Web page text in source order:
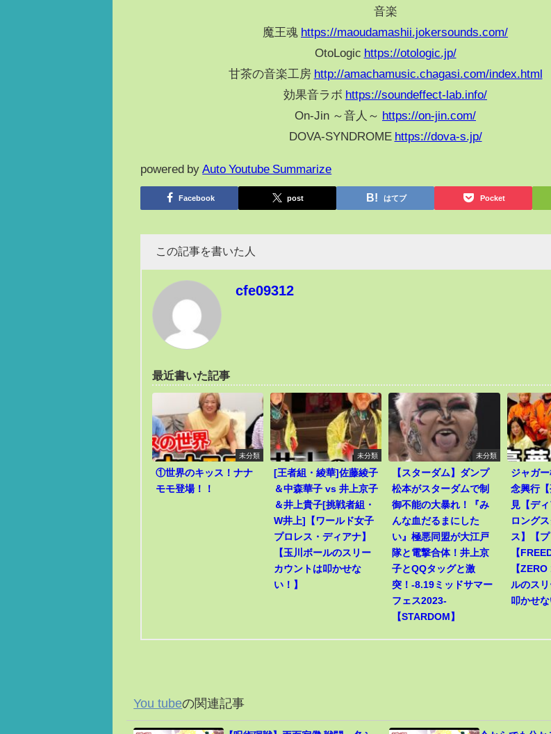
音楽
魔王魂 https://maoudamashii.jokersounds.com/
OtoLogic https://otologic.jp/
甘茶の音楽工房 http://amachamusic.chagasi.com/index.html
効果音ラボ https://soundeffect-lab.info/
On-Jin ～音人～ https://on-jin.com/
DOVA-SYNDROME https://dova-s.jp/
powered by Auto Youtube Summarize
Facebook post はてブ Pocket
この記事を書いた人
cfe09312
最近書いた記事
未分類
①世界のキッス！ナナ
モモ登場！！
未分類
[王者組・綾華]佐藤綾子
＆中森華子 vs 井上京子
＆井上貴子[挑戦者組・
W井上]【ワールド女子
プロレス・ディアナ】
【玉川ボールのスリー
カウントは叩かせな
い！】
未分類
【スターダム】ダンプ
松本がスターダムで制
御不能の大暴れ！『み
んな血だるまにした
い』極悪同盟が大江戸
隊と電撃合体！井上京
子とQQタッグと激
突！-8.19ミッドサマー
フェス2023-
【STARDOM】
ジャガ
念興行
見【デ
ロング
ス】【プ
【
【
ルのス
叩かせな
You tubeの関連記事